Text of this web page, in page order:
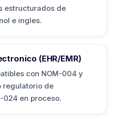
estructurados de
e ingles.
(EHR/EMR)
con NOM-004 y
regulatorio de
024 en proceso.